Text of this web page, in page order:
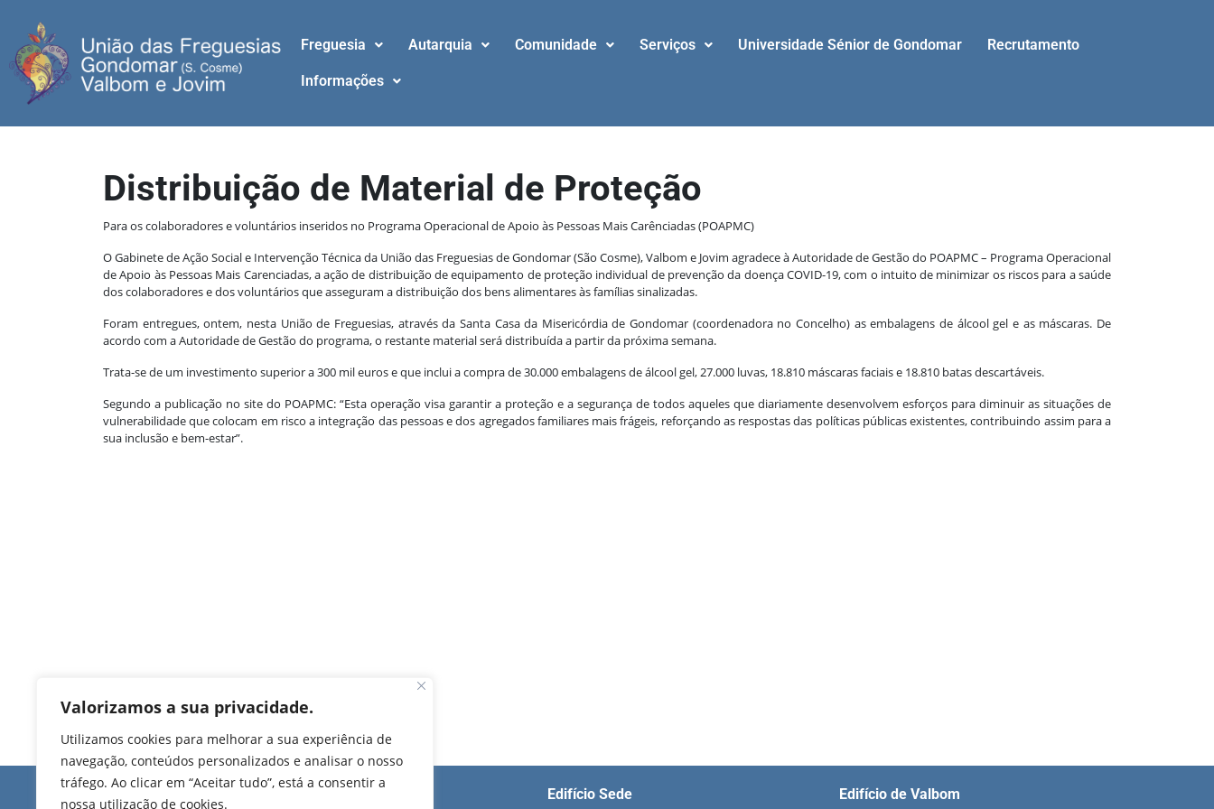
Valorizamos a sua privacidade.
Utilizamos cookies para melhorar a sua experiência de
navegação, conteúdos personalizados e analisar o nosso
tráfego. Ao clicar em “Aceitar tudo”, está a consentir a
nossa utilização de cookies.
Freguesia Autarquia Comunidade Serviços Universidade Sénior de Gondomar Recrutamento
Informações
Distribuição de Material de Proteção
Para os colaboradores e voluntários inseridos no Programa Operacional de Apoio às Pessoas Mais Carênciadas (POAPMC)
O Gabinete de Ação Social e Intervenção Técnica da União das Freguesias de Gondomar (São Cosme), Valbom e Jovim agradece à Autoridade de Gestão do POAPMC – Programa Operacional
de Apoio às Pessoas Mais Carenciadas, a ação de distribuição de equipamento de proteção individual de prevenção da doença COVID-19, com o intuito de minimizar os riscos para a saúde
dos colaboradores e dos voluntários que asseguram a distribuição dos bens alimentares às famílias sinalizadas.
Foram entregues, ontem, nesta União de Freguesias, através da Santa Casa da Misericórdia de Gondomar (coordenadora no Concelho) as embalagens de álcool gel e as máscaras. De
acordo com a Autoridade de Gestão do programa, o restante material será distribuída a partir da próxima semana.
Trata-se de um investimento superior a 300 mil euros e que inclui a compra de 30.000 embalagens de álcool gel, 27.000 luvas, 18.810 máscaras faciais e 18.810 batas descartáveis.
Segundo a publicação no site do POAPMC: “Esta operação visa garantir a proteção e a segurança de todos aqueles que diariamente desenvolvem esforços para diminuir as situações de
vulnerabilidade que colocam em risco a integração das pessoas e dos agregados familiares mais frágeis, reforçando as respostas das políticas públicas existentes, contribuindo assim para a
sua inclusão e bem-estar”.
Edifício de Jovim
Edifício Sede
Edifício de Valbom